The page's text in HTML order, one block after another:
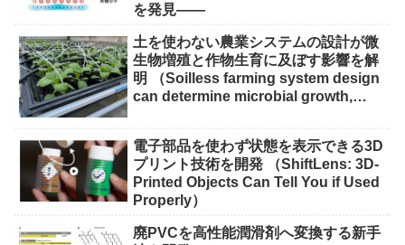
を発見――
土を使わない農業システムの設計が微
生物増殖と作物生育に及ぼす影響を解
明 （Soilless farming system design
can determine microbial growth,
電子部品を使わず状態を表示できる3D
プリント技術を開発 （ShiftLens: 3D-
Printed Objects Can Tell You if Used
Properly）
廃PVCを高性能潤滑剤へ変換する新手